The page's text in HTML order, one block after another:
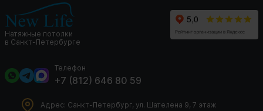
Натяжные потолки
в Санкт-Петербурге
Телефон
+7 (812) 646 80 59
Адрес: Санкт-Петербург, ул. Шателена 9, 7 этаж